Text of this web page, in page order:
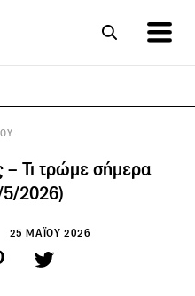
– Τι τρώμε σήμερα
5/2026)
25 ΜΑΪΟΥ 2026